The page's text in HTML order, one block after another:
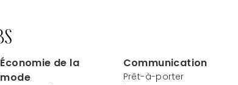
Économie de la
mode
Communication
Prêt-à-porter